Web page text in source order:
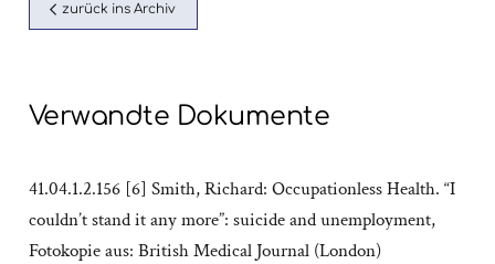
zurück ins Archiv
Verwandte Dokumente
41.04.1.2.156 [6] Smith, Richard: Occupationless Health. “I
couldn’t stand it any more”: suicide and unemployment,
Fotokopie aus: British Medical Journal (London)